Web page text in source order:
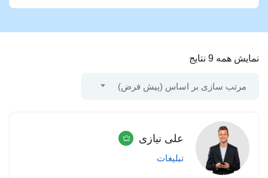
نمایش همه 9 نتایج
مرتب سازی بر اساس (پیش فرض)
علی نیازی
تبلیغات